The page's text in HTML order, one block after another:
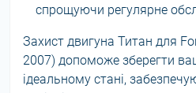
спрощуючи регулярне
Захист двигуна Титан для
2007) допоможе зберегти
ідеальному стані,